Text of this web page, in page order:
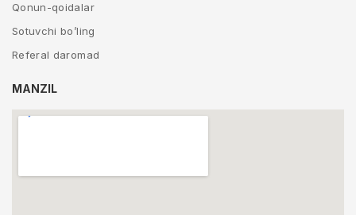
Qonun-qoidalar
Sotuvchi bo’ling
Referal daromad
MANZIL